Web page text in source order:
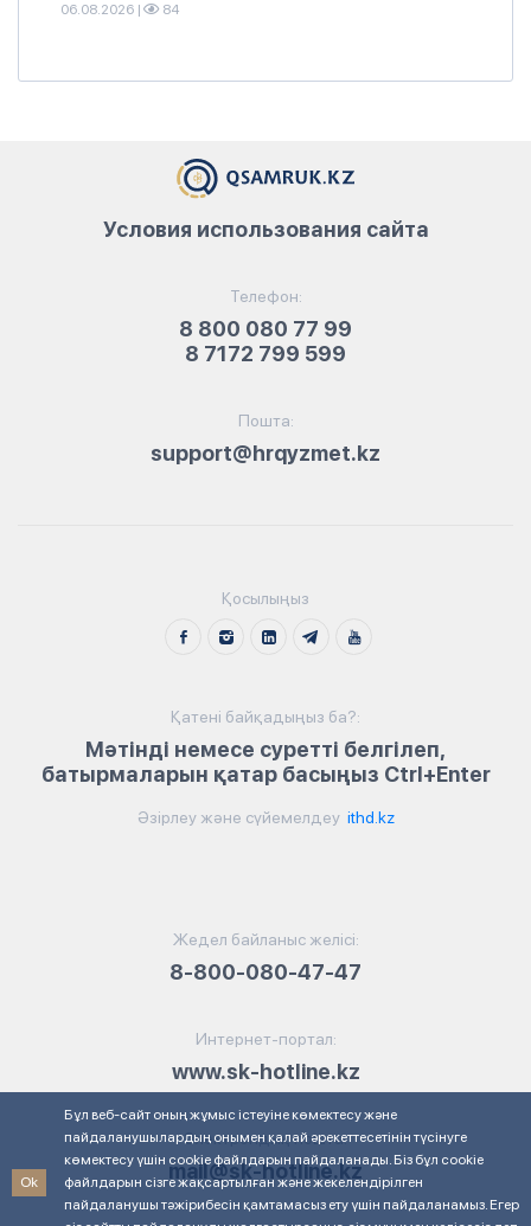
06.08.2026 | 84
Телефон:
8 800 080 77 99
8 7172 799 599
Пошта:
support@hrqyzmet.kz
Условия использования сайта
Қосылыңыз
Қатені байқадыңыз ба?:
Мәтінді немесе суретті белгілеп,
батырмаларын қатар басыңыз Ctrl+Enter
Әзірлеу және сүйемелдеу ithd.kz
Жедел байланыс желісі:
8-800-080-47-47
Интернет-портал:
www.sk-hotline.kz
Электрондық пошта:
mail@sk-hotline.kz
Ok
Бұл веб-сайт оның жұмыс істеуіне көмектесу және
пайдаланушылардың онымен қалай әрекеттесетінін түсінуге
көмектесу үшін cookie файлдарын пайдаланады. Біз бұл cookie
файлдарын сізге жақсартылған және жекелендірілген
пайдаланушы тәжірибесін қамтамасыз ету үшін пайдаланамыз. Егер